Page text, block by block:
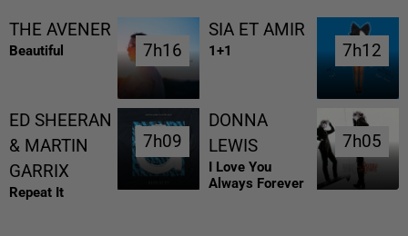
THE AVENER
Beautiful 7h16
7h16
SIA ET AMIR
1+1 7h12
7h12
ED SHEERAN
& MARTIN
GARRIX
Repeat It
7h09
7h09
DONNA
LEWIS
I Love You
Always Forever
7h05
7h05